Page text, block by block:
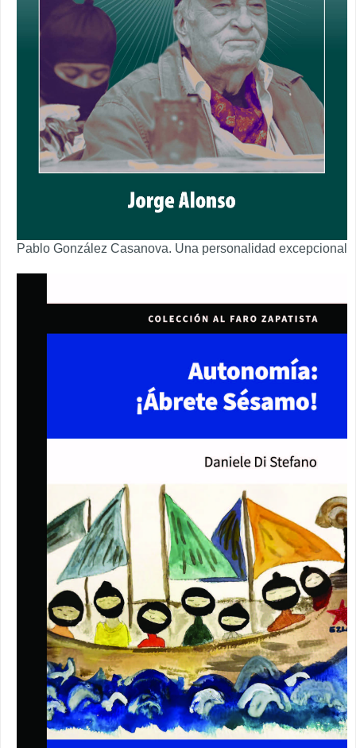
Pablo González Casanova. Una personalidad excepcional